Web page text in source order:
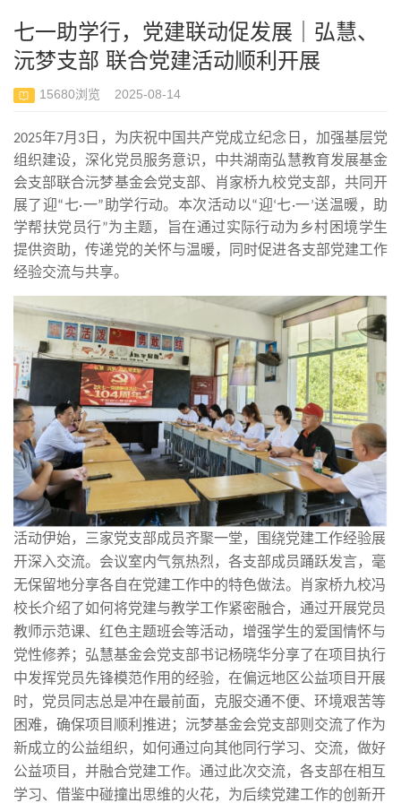
七一助学行，党建联动促发展｜弘慧、
沅梦支部 联合党建活动顺利开展
15680浏览 2025-08-14
2025年7月 3 日，为庆祝中国共产党成立纪念日，加强基层党
组织建设，深化党员服务意识，中共湖南弘慧教育发展基金
会支部联合沅梦基金会党支部、肖家桥九校党支部，共同开
展了迎“七·一” 助学行动。本次活动以“迎‘七·一’送温暖，助
学帮扶党员行”为主题，旨在通过实际行动为乡村困境学生
提供资助，传递党的关怀与温暖，同时促进各支部党建工作
经验交流与共享。
活动伊始，三家党支部成员齐聚一堂，围绕党建工作经验展
开深入交流。会议室内气氛热烈，各支部成员踊跃发言，毫
无保留地分享各自在党建工作中的特色做法。肖家桥九校冯
校长介绍了如何将党建与教学工作紧密融合，通过开展党员
教师示范课、红色主题班会等活动，增强学生的爱国情怀与
党性修养；弘慧基金会党支部书记杨晓华分享了在项目执行
中发挥党员先锋模范作用的经验，在偏远地区公益项目开展
时，党员同志总是冲在最前面，克服交通不便、环境艰苦等
困难，确保项目顺利推进；沅梦基金会党支部则交流了作为
新成立的公益组织，如何通过向其他同行学习、交流，做好
公益项目，并融合党建工作。通过此次交流，各支部在相互
学习、借鉴中碰撞出思维的火花，为后续党建工作的创新开